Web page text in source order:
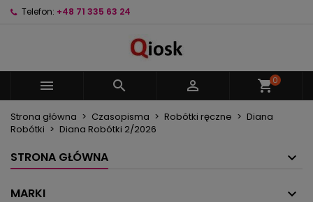
Telefon: +48 71 335 63 24
   shopping_cart0
Strona główna Czasopisma Robótki ręczne
Diana
Robótki
Diana Robótki 2/2026
STRONA GŁÓWNA
MARKI
Nazwa listy życzeń
Anuluj
Musisz być zalogowany by zapisać produkty na
swojej liście życzeń.
Anuluj Zaloguj się